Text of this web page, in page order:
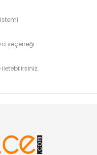
seçeneği
iletebilirsiniz.